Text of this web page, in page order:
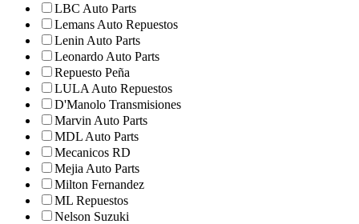
LBC Auto Parts
Lemans Auto Repuestos
Lenin Auto Parts
Leonardo Auto Parts
Repuesto Peña
LULA Auto Repuestos
D'Manolo Transmisiones
Marvin Auto Parts
MDL Auto Parts
Mecanicos RD
Mejia Auto Parts
Milton Fernandez
ML Repuestos
Nelson Suzuki